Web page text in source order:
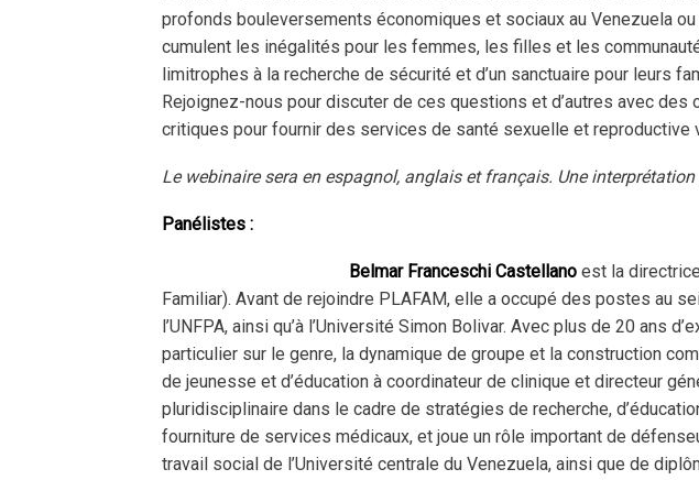
profonds bouleversements économiques et sociaux au Venezuela
cumulent les inégalités pour les femmes, les filles et les
limitrophes à la recherche de sécurité et d’un sanctuaire pour leurs
Rejoignez-nous pour discuter de ces questions et d’autres avec
critiques pour fournir des services de santé sexuelle et reproductive
Le webinaire sera en espagnol, anglais et français. Une
Panélistes :
Belmar Franceschi Castellano est la
Familiar). Avant de rejoindre PLAFAM, elle a occupé des postes au
l’UNFPA, ainsi qu’à l’Université Simon Bolivar. Avec plus de 20 ans
particulier sur le genre, la dynamique de groupe et la construction
de jeunesse et d’éducation à coordinateur de clinique et directeur
pluridisciplinaire dans le cadre de stratégies de recherche,
fourniture de services médicaux, et joue un rôle important de
travail social de l’Université centrale du Venezuela, ainsi que de